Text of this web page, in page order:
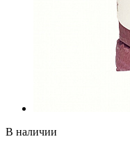
В наличии